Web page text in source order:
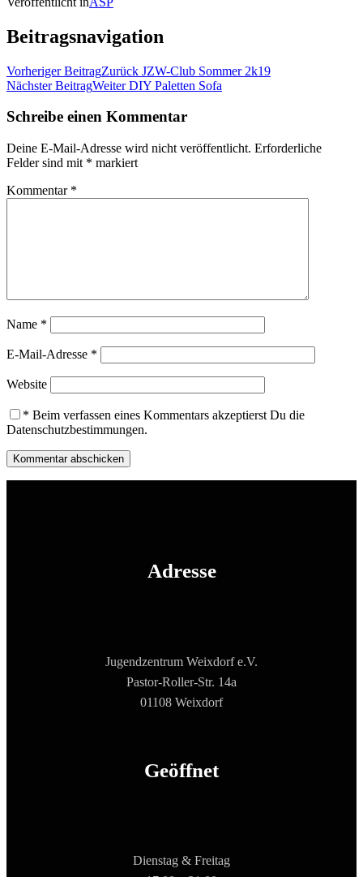
Beitragsnavigation
Vorheriger BeitragZurück JZW-Club Sommer 2k19
Nächster BeitragWeiter DIY Paletten Sofa
Schreibe einen Kommentar
Deine E-Mail-Adresse wird nicht veröffentlicht. Erforderliche
Felder sind mit * markiert
Kommentar *
Name *
E-Mail-Adresse *
Website
* Beim verfassen eines Kommentars akzeptierst Du die
Datenschutzbestimmungen.
Adresse
Jugendzentrum Weixdorf e.V.
Pastor-Roller-Str. 14a
01108 Weixdorf
Geöffnet
Dienstag & Freitag